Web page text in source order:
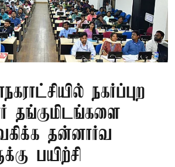
நகர்ப்புற
தங்குமிடங்களை
தன்னார்வ
பயிற்சி